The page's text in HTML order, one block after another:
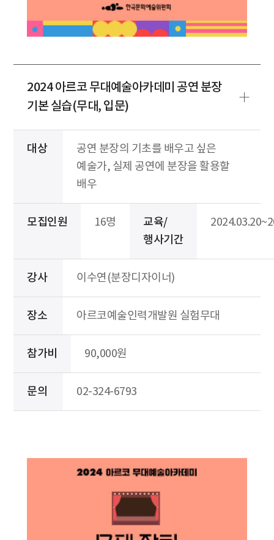
2024 아르코 무대예술아카데미 공연 분장
기본 실습(무대, 입문)
대상
공연 분장의 기초를 배우고 싶은
예술가, 실제 공연에 분장을 활용할
배우
모집인원 16명
교육/
행사기간
강사 이수연(분장디자이너)
장소 아르코예술인력개발원 실험무대
참가비 90,000원
문의 02-324-6793